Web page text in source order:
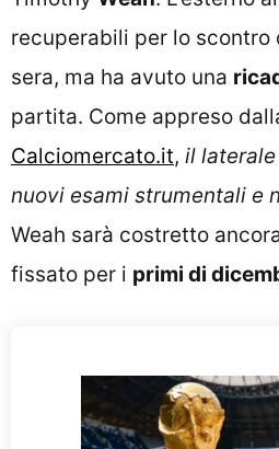
recuperabili per lo
sera, ma ha avuto una
partita. Come appreso
Calciomercato.it, il
nuovi esami strumentali e
Weah sarà costretto
fissato per i primi di